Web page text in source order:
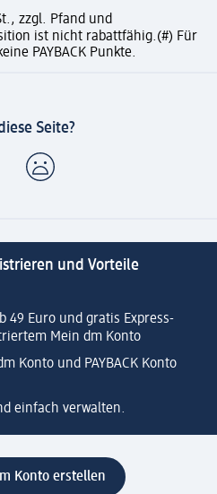
zzgl. Pfand und
ist nicht rabattfähig.(#) Für
PAYBACK Punkte.
Seite?
und Vorteile
49 Euro und gratis Express-
Mein dm Konto
Konto und PAYBACK Konto
einfach verwalten.
Konto erstellen